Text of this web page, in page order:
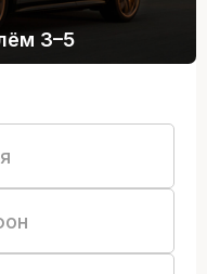
3–5